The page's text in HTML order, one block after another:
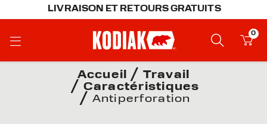
LIVRAISON ET RETOURS GRATUITS
0
Accueil
Travail
Caractéristiques
Antiperforation